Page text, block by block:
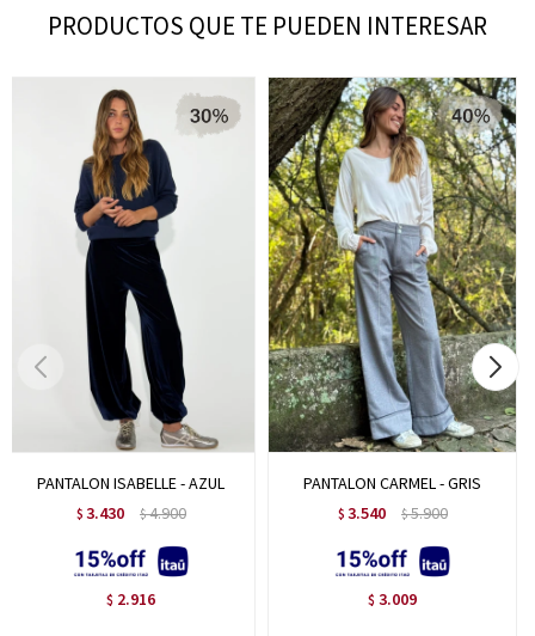
PRODUCTOS QUE TE PUEDEN INTERESAR
PANTALON ISABELLE - AZUL
$ 3.430 $4.900
$ 2.916
PANTALON CARMEL - GRIS
$ 3.540 $5.900
$ 3.009